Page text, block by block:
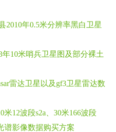
2010年0.5米分辨率黑白卫星
年10米哨兵卫星图及部分裸土
雷达卫星以及gf3卫星雷达数
米12波段s2a、30米166波段
谱影像数据购买方案